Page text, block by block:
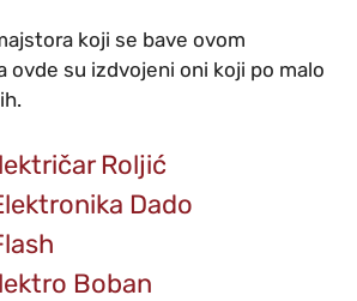
koji se bave ovom
ovde su izdvojeni oni koji po malo
Roljić
Dado
Boban